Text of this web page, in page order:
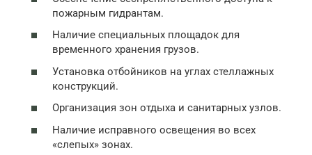
пожарным гидрантам.
Наличие специальных площадок для
временного хранения грузов.
Установка отбойников на углах стеллажных
конструкций.
Организация зон отдыха и санитарных узлов.
Наличие исправного освещения во всех
«слепых» зонах.